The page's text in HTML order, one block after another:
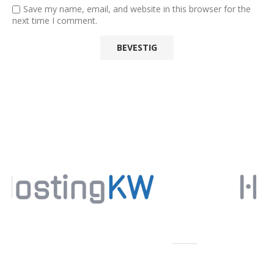
Save my name, email, and website in this browser for the
next time I comment.